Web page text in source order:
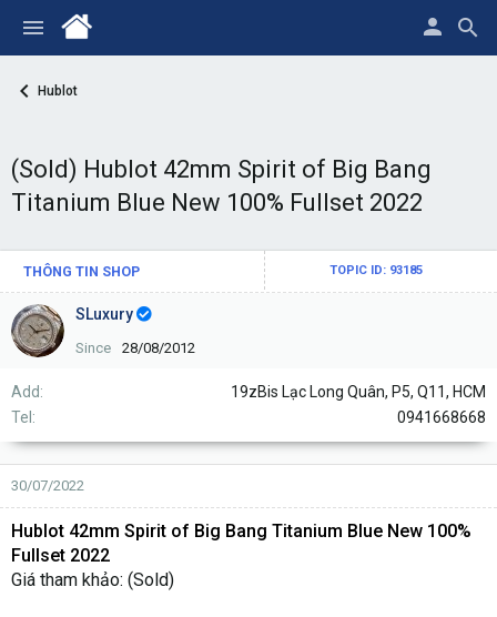
Hublot
(Sold) Hublot 42mm Spirit of Big Bang
Titanium Blue New 100% Fullset 2022
THÔNG TIN SHOP TOPIC ID: 93185
SLuxury
Since 28/08/2012
Add
19zBis Lạc Long Quân, P5, Q11, HCM
Tel
0941668668
30/07/2022
Hublot 42mm Spirit of Big Bang Titanium Blue New 100%
Fullset 2022
Giá tham khảo: (Sold)